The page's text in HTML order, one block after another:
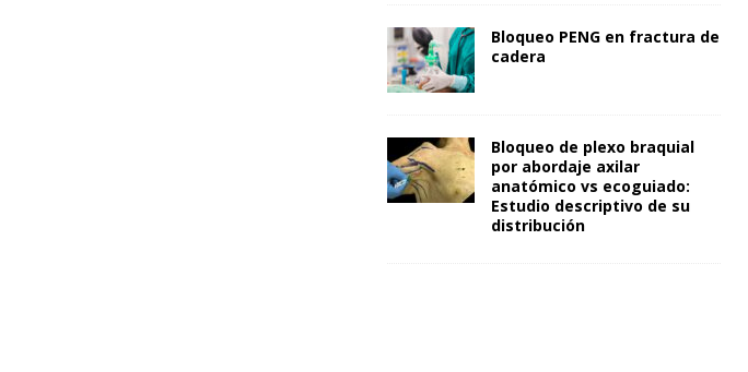
Bloqueo PENG en fractura de
cadera
Bloqueo de plexo braquial
por abordaje axilar
anatómico vs ecoguiado:
Estudio descriptivo de su
distribución